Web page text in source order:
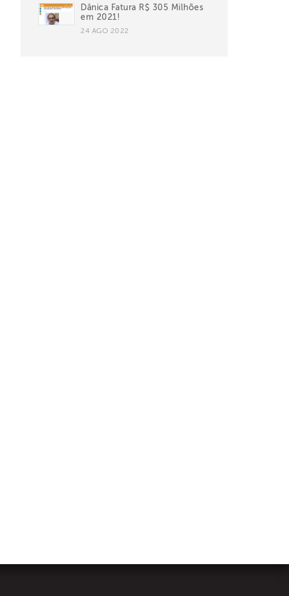
Dânica Fatura R$ 305 Milhões
em 2021!
24 AGO 2022